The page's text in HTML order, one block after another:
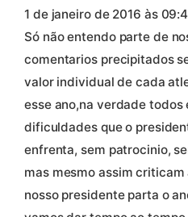
1 de janeiro de 2016 às
Só não entendo parte de
comentarios precipitados
valor individual de cada
esse ano,na verdade todos
dificuldades que o
enfrenta, sem patrocinio,
mas mesmo assim
nosso presidente parta o